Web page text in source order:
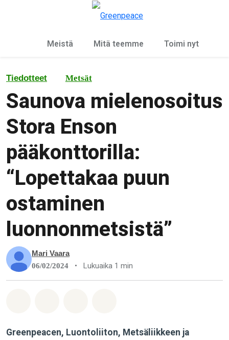
Meistä Mitä teemme Toimi nyt
Tiedotteet Metsät
Saunova mielenosoitus
Stora Enson
pääkonttorilla:
“Lopettakaa puun
ostaminen
luonnonmetsistä”
Mari Vaara
06/02/2024 • Lukuaika 1 min
Greenpeacen, Luontoliiton, Metsäliikkeen ja